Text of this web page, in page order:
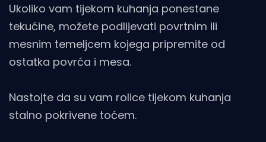
Ukoliko vam tijekom kuhanja ponestane
tekućine, možete podlijevati povrtnim ili
mesnim temeljcem kojega pripremite od
ostatka povrća i mesa.
Nastojte da su vam rolice tijekom kuhanja
stalno pokrivene toćem.